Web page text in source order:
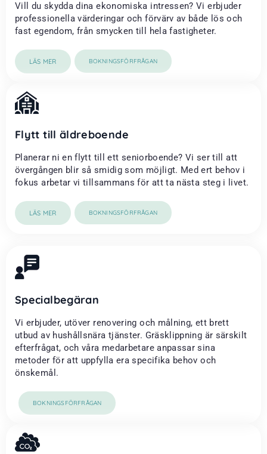
Vill du skydda dina ekonomiska intressen? Vi erbjuder
professionella värderingar och förvärv av både lös och
fast egendom, från smycken till hela fastigheter.
LÄS MER BOKNINGSFÖRFRÅGAN
Flytt till äldreboende
Planerar ni en flytt till ett seniorboende? Vi ser till att
övergången blir så smidig som möjligt. Med ert behov i
fokus arbetar vi tillsammans för att ta nästa steg i livet.
LÄS MER BOKNINGSFÖRFRÅGAN
Specialbegäran
Vi erbjuder, utöver renovering och målning, ett brett
utbud av hushållsnära tjänster. Gräsklippning är särskilt
efterfrågat, och våra medarbetare anpassar sina
metoder för att uppfylla era specifika behov och
önskemål.
BOKNINGSFÖRFRÅGAN